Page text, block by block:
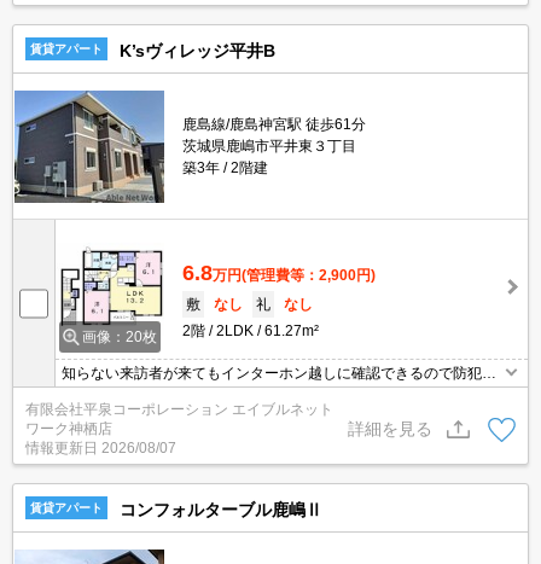
す(*^^*)
賃貸アパート K’sヴィレッジ平井B
鹿島線/鹿島神宮駅 徒歩61分
茨城県鹿嶋市平井東３丁目
築3年
2階建
画像：20枚
6.8万円(管理費等：2,900円)
敷
なし 礼
なし
2階
2LDK 61.27m²
知らない来訪者が来てもインターホン越しに確認できるので防犯対
策につながります♪収納はウォークインクロゼット・シューズボック
スなど豊富なので、広々と空間を利用することも可能です♪ペット相
談可の物件なので、これからペットを飼おうか迷っている方にもお
すすめです♪こちらのアパートの家賃は6.8万です(^o^)
有限会社平泉コーポレーション エイブルネット
ワーク神栖店
情報更新日 2026/08/07
詳細を見る
賃貸アパート コンフォルターブル鹿嶋Ⅱ